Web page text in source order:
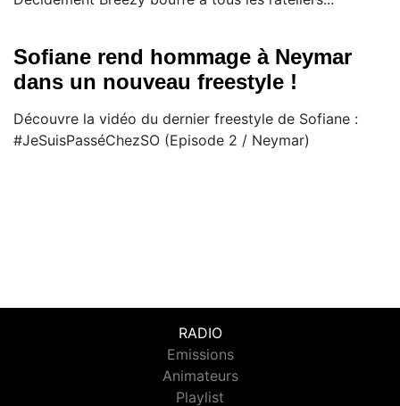
Sofiane rend hommage à Neymar
dans un nouveau freestyle !
Découvre la vidéo du dernier freestyle de Sofiane :
#JeSuisPasséChezSO (Episode 2 / Neymar)
RADIO
Emissions
Animateurs
Playlist